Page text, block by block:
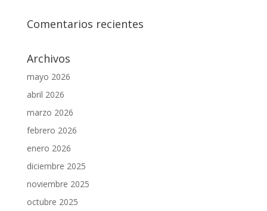
Comentarios recientes
Archivos
mayo 2026
abril 2026
marzo 2026
febrero 2026
enero 2026
diciembre 2025
noviembre 2025
octubre 2025